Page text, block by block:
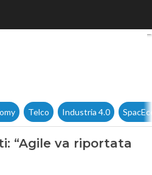
i sindacati: “Agile va
Telco Industria 4.0
“Agile va riportata